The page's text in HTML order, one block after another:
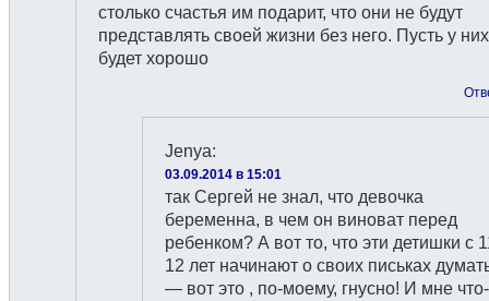
столько счастья им подарит, что они не будут
представлять своей жизни без него. Пусть у
будет хорошо
Jenya:
03.09.2014 в 15:01
так Сергей не знал, что девочка
беременна, в чем он виноват перед
ребенком? А вот то, что эти детишки с
12 лет начинают о своих письках
— вот это , по-моему, гнусно! И мне